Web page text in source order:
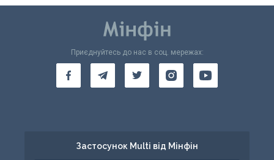
Приєднуйтесь до нас в соц. мережах:
Застосунок Multi від Мінфін